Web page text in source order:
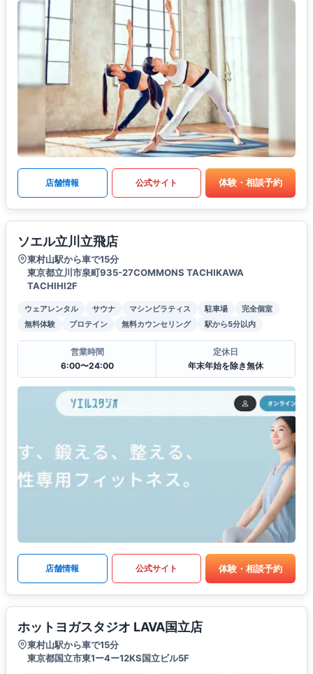
店舗情報 公式サイト 体験・相談予約
ソエル立川立飛店
東村山駅から車で15分
東京都立川市泉町935-27COMMONS TACHIKAWA
TACHIHI2F
ウェアレンタル サウナ マシンピラティス 駐車場
完全個室
無料体験
プロテイン 無料カウンセリング 駅から5分以内
営業時間
6:00〜24:00
定休日
年末年始を除き無休
店舗情報 公式サイト 体験・相談予約
ホットヨガスタジオ LAVA国立店
東村山駅から車で15分
東京都国立市東1ー4ー12KS国立ビル5F